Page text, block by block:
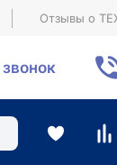
Отзывы о